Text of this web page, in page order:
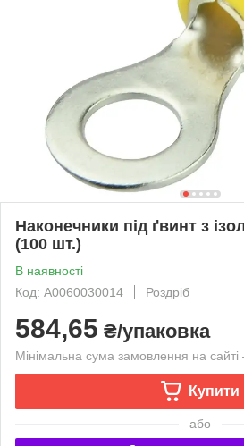
Наконечники під ґвинт з
(100 шт.)
В наявності
Код: A0060030014
Роздріб
584,65 ₴/упаковка
Мінімальна сума замовлення на
Купити
або